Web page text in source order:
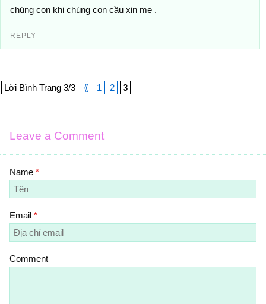
chúng con khi chúng con cầu xin mẹ .
REPLY
Lời Bình Trang 3/3 ⟪ 1 2 3
Leave a Comment
Name *
Email *
Comment